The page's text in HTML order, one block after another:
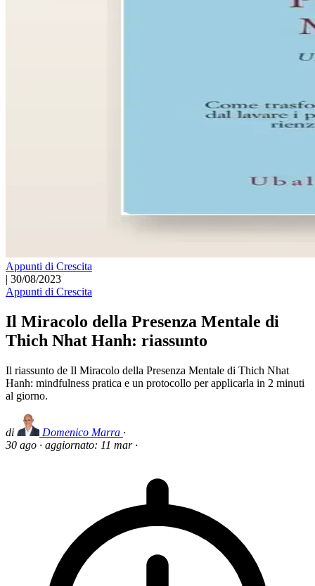
Appunti di Crescita
| 30/08/2023
Appunti di Crescita
Il Miracolo della Presenza Mentale di
Thich Nhat Hanh: riassunto
Il riassunto de Il Miracolo della Presenza Mentale di Thich Nhat
Hanh: mindfulness pratica e un protocollo per applicarla in 2 minuti
al giorno.
di Domenico Marra ·
30 ago · aggiornato: 11 mar ·